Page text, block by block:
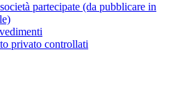
partecipate (da pubblicare in
privato controllati